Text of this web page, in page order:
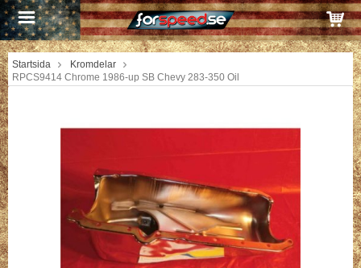
Startsida
Kromdelar
RPCS9414 Chrome 1986-up SB Chevy 283-350 Oil